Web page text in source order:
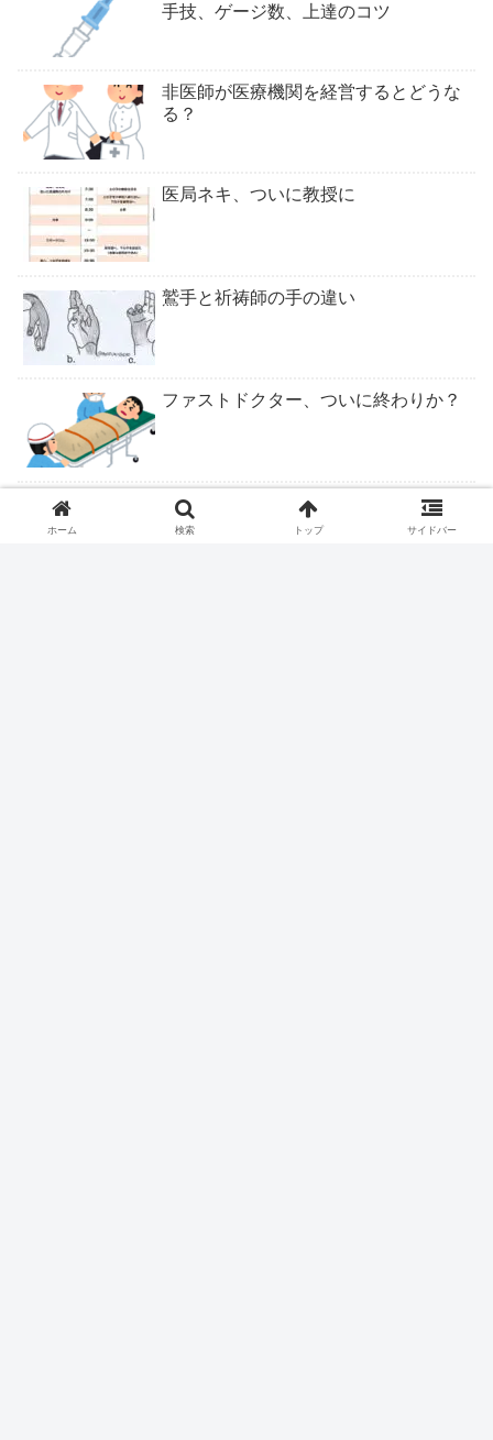
手技、ゲージ数、上達のコツ
非医師が医療機関を経営するとどうな
る？
医局ネキ、ついに教授に
鷲手と祈祷師の手の違い
ファストドクター、ついに終わりか？
ロキソニンテープは腰痛症に適応なし
ホーム 検索 トップ サイドバー